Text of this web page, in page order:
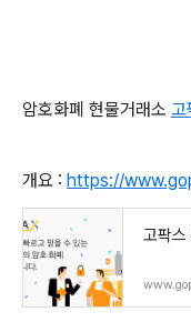
암호화폐 현물거래소 고
개요 : https://
고팍스